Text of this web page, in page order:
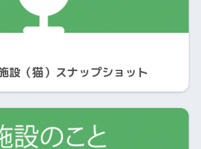
設（猫）スナップショット